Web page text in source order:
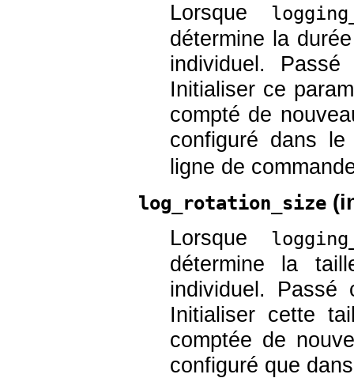
Lorsque
détermine la
individuel.
Initialiser ce
compté de
configuré dans
ligne de
log_rotation_size (
Lorsque
détermine la
individuel.
Initialiser cette
comptée de
configuré que